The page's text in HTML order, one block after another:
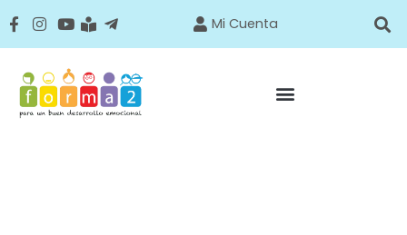
Mi Cuenta